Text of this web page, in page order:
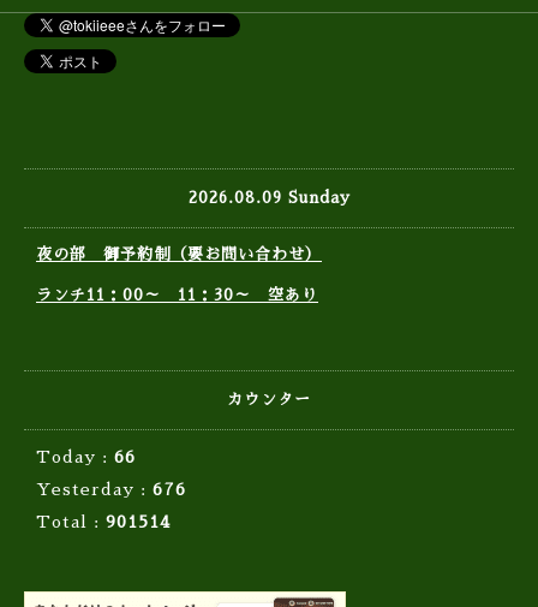
2026.08.09 Sunday
夜の部 御予約制（要お問い合わせ）
ランチ11：00～ 11：30～ 空あり
カウンター
Today : 66
Yesterday : 676
Total : 901514